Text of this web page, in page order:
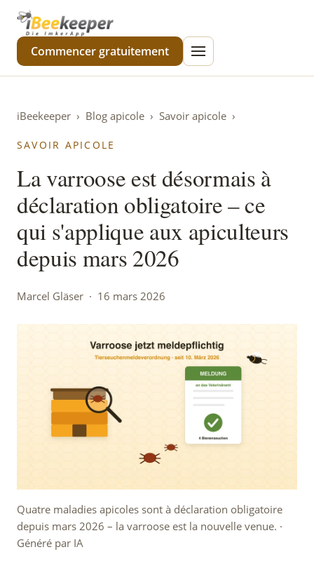
Commencer gratuitement
iBeekeeper › Blog apicole › Savoir apicole ›
SAVOIR APICOLE
La varroose est désormais à
déclaration obligatoire – ce
qui s'applique aux apiculteurs
depuis mars 2026
Marcel Gläser · 16 mars 2026
Quatre maladies apicoles sont à déclaration obligatoire
depuis mars 2026 – la varroose est la nouvelle venue. ·
Généré par IA